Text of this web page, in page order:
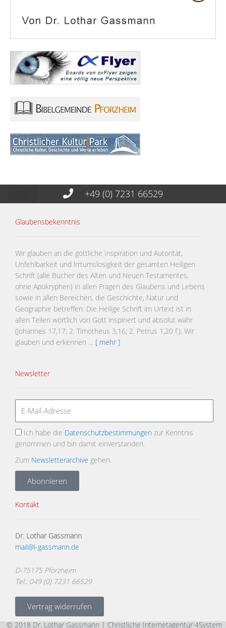
+49 (0) 7231 66529
Glaubensbekenntnis
Wir glauben an die göttliche Inspiration und Autorität,
Unfehlbarkeit und lrrtumslosigkeit der gesamten Heiligen
Schrift (alle Bücher des Alten und Neuen Testamentes,
ohne Apokryphen) in allen Fragen des Glaubens und Lebens
sowie in allen Bereichen, die Geschichte, Natur und
Geographie betreffen. Die Heilige Schrift im Urtext ist in
allen Teilen wörtlich von Gott inspiriert und absolut wahr
(Johannes 17,17; 2. Timotheus 3,16; 2. Petrus 1,20 f.). Wir
glauben und erkennen … [ mehr ]
Newsletter
Ich habe die Datenschutzbestimmungen zur Kenntnis
genommen und bin damit einverstanden.
Zum Newsletterarchive gehen.
Abonnieren
Kontakt
Dr. Lothar Gassmann
mail@l-gassmann.de
D-75175 Pforzheim
Tel.: 049 (0) 7231 66529
Vertrag widerrufen
© 2018 Dr. Lothar Gassmann | Christliche Internetagentur 4System